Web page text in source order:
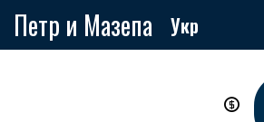
Петр и Мазепа Укр